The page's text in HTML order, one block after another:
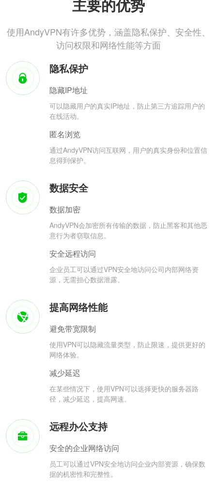
主要的优势
使用AndyVPN有许多优势，涵盖隐私保护、安全性、
访问权限和网络性能等方面
隐私保护
隐藏IP地址
可以隐藏用户的真实IP地址，防止第三方追踪用户的
在线活动。
匿名浏览
通过AndyVPN访问互联网，用户的真实身份和位置信
息得到保护。
数据安全
数据加密
AndyVPN会加密所有传输的数据，防止黑客和其他恶
意行为者窃取信息。
安全远程访问
企业员工可以通过VPN安全地访问公司内部网络资
源，无需担心数据泄露。
提高网络性能
避免带宽限制
使用VPN可以隐藏流量类型，防止限速，提供更好的
网络体验。
减少延迟
在某些情况下，使用VPN可以选择更快的服务器路
径，减少延迟，提高网速。
远程办公支持
安全的企业网络访问
员工可以通过VPN安全地访问企业内部资源，确保数
据的机密性和完整性。